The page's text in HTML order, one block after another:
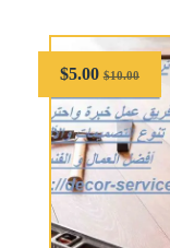
$10.00
$5.00